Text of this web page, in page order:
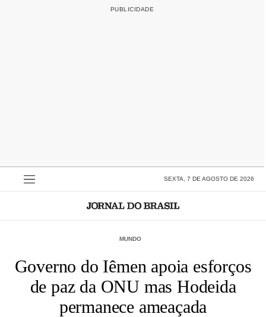
SEXTA, 7 DE AGOSTO DE 2026
MUNDO
Governo do Iêmen apoia esforços
de paz da ONU mas Hodeida
permanece ameaçada